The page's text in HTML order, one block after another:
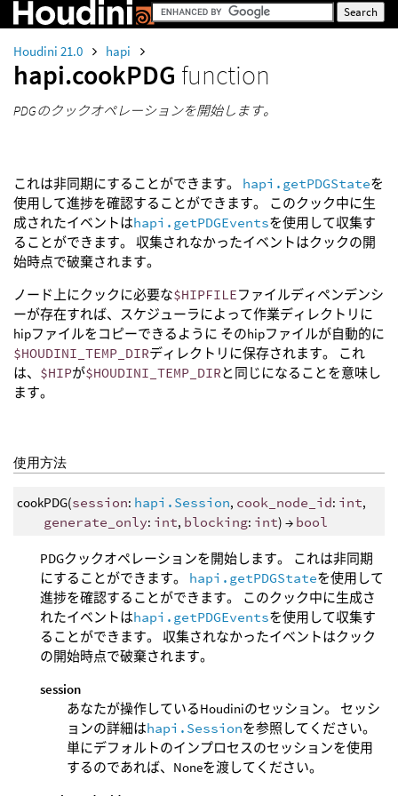
Houdini 21.0 hapi
hapi.cookPDG function
PDGのクックオペレーションを開始します。
これは非同期にすることができます。 hapi.getPDGStateを
使用して進捗を確認することができます。 このクック中に生
成されたイベントはhapi.getPDGEventsを使用して収集す
ることができます。 収集されなかったイベントはクックの開
始時点で破棄されます。
ノード上にクックに必要な$HIPFILEファイルディペンデンシ
ーが存在すれば、スケジューラによって作業ディレクトリに
hipファイルをコピーできるように そのhipファイルが自動的に
$HOUDINI_TEMP_DIRディレクトリに保存されます。 これ
は、 $HIPが$HOUDINI_TEMP_DIRと同じになることを意味し
ます。
使用方法
cookPDG(session: hapi.Session, cook_node_id: int,
generate_only: int, blocking: int) → bool
PDGクックオペレーションを開始します。 これは非同期
にすることができます。 hapi.getPDGStateを使用して
進捗を確認することができます。 このクック中に生成さ
れたイベントはhapi.getPDGEventsを使用して収集す
ることができます。 収集されなかったイベントはクック
の開始時点で破棄されます。
session
あなたが操作しているHoudiniのセッション。 セッシ
ョンの詳細はhapi.Sessionを参照してください。
単にデフォルトのインプロセスのセッションを使用
するのであれば、Noneを渡してください。